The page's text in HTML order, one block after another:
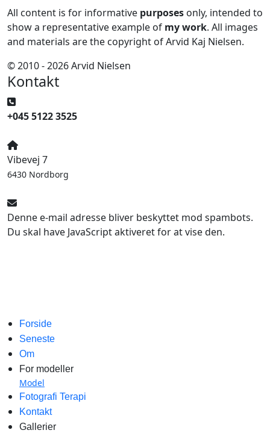
All content is for informative purposes only, intended to
show a representative example of my work. All images
and materials are the copyright of Arvid Kaj Nielsen.
© 2010 - 2026 Arvid Nielsen
Kontakt
+045 5122 3525
Vibevej 7
6430 Nordborg
Denne e-mail adresse bliver beskyttet mod spambots.
Du skal have JavaScript aktiveret for at vise den.
Forside
Seneste
Om
For modeller
Model
Fotografi Terapi
Kontakt
Gallerier